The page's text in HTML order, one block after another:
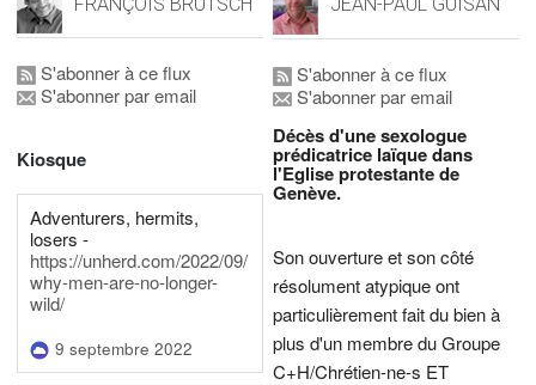
S'abonner à ce flux
S'abonner par email
Kiosque
Adventurers, hermits,
losers -
https://unherd.com/2022/09/
why-men-are-no-longer-
wild/
9 septembre 2022
S'abonner à ce flux
S'abonner par email
Décès d'une sexologue
prédicatrice laïque dans
l'Eglise protestante de
Genève.
Son ouverture et son côté
résolument atypique ont
particulièrement fait du bien à
plus d'un membre du Groupe
C+H/Chrétien-ne-s ET